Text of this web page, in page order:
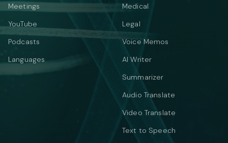
Meetings
YouTube
Podcasts
Languages
Medical
Legal
Voice Memos
AI Writer
Summarizer
Audio Translate
Video Translate
Text to Speech